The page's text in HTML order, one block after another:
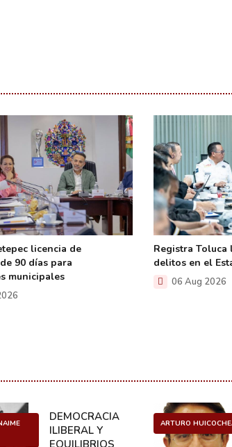
licencia de
90 días para
municipales
Registra Toluca
delitos en el
06 Aug 2026
DEMOCRACIA
ILIBERAL Y
ARTURO